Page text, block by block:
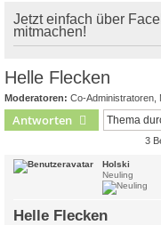
Jetzt einfach über
mitmachen!
Helle Flecken
Moderatoren: Co-Administratoren
Antworten
3
Holski
Neuling
Helle Flecken